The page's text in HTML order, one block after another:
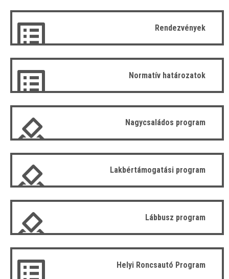
Rendezvények
Normatív határozatok
Nagycsaládos program
Lakbértámogatási program
Lábbusz program
Helyi Roncsautó Program